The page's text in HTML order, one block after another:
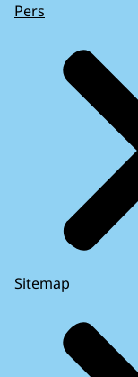
Pers
Sitemap